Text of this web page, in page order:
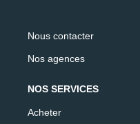
Nous contacter
Nos agences
NOS SERVICES
Acheter